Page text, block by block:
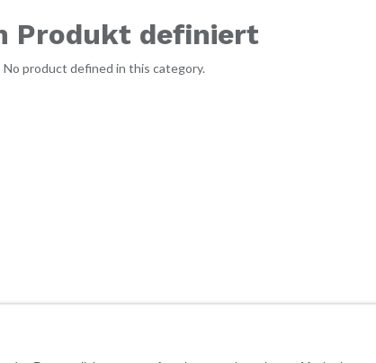
Produkt definiert
No product defined in this category.